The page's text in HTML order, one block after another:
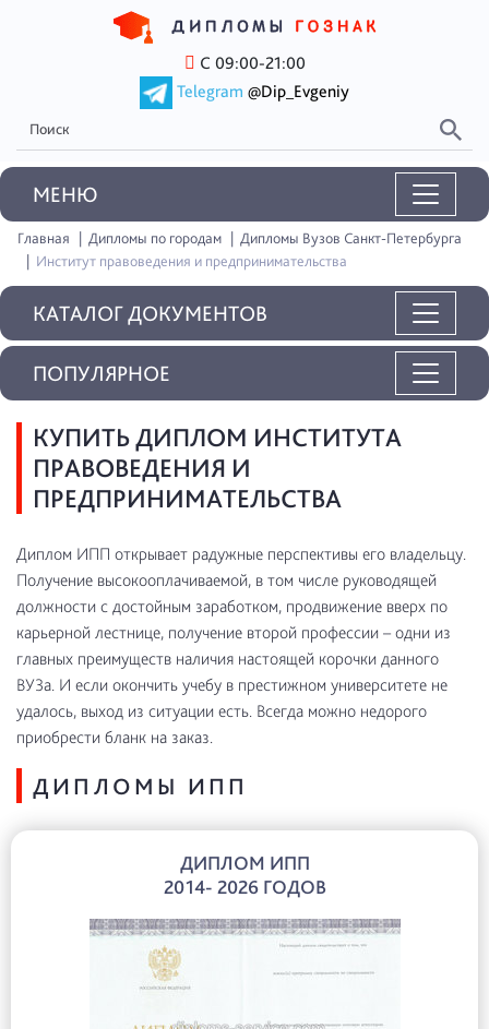
С 09:00-21:00
Telegram @Dip_Evgeniy
MEНЮ
Главная Дипломы по городам
Дипломы Вузов Санкт-Петербурга
Институт правоведения и предпринимательства
КАТАЛОГ ДОКУМЕНТОВ
КУПИТЬ ДИПЛОМ ИНСТИТУТА
ПРАВОВЕДЕНИЯ И
ПРЕДПРИНИМАТЕЛЬСТВА
Диплом ИПП открывает радужные перспективы его владельцу.
Получение высокооплачиваемой, в том числе руководящей
должности с достойным заработком, продвижение вверх по
карьерной лестнице, получение второй профессии – одни из
главных преимуществ наличия настоящей корочки данного
ВУЗа. И если окончить учебу в престижном университете не
удалось, выход из ситуации есть. Всегда можно недорого
приобрести бланк на заказ.
ДИПЛОМЫ ИПП
ДИПЛОМ ИПП
2014- 2026 ГОДОВ
ПОПУЛЯРНОЕ